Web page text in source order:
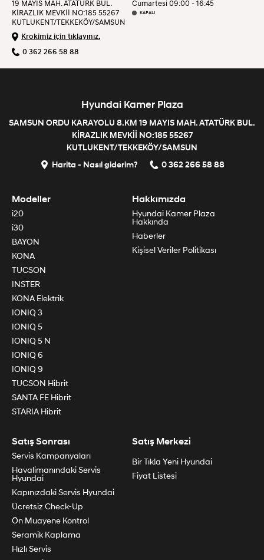
19 MAYIS MAH. ATATÜRK BUL.
KİRAZLIK MEVKİİ NO:185 55267
KUTLUKENT/TEKKEKÖY/SAMSUN
Krokimiz için tıklayınız.
0 362 266 58 88
Cumartesi 09:00 - 16:45
KAPALI
Hyundai Kamer Plaza
SAMSUN ORDU KARAYOLU 8.KM 19 MAYIS MAH. ATATÜRK BUL.
KİRAZLIK MEVKİİ NO:185 55267
KUTLUKENT/TEKKEKÖY/SAMSUN
Harita - Nasıl giderim?
0 362 266 58 88
Modeller
i20
i30
BAYON
KONA
TUCSON
INSTER
KONA Elektrik
IONIQ 3
IONIQ 5
IONIQ 5 N
IONIQ 6
IONIQ 9
TUCSON Hibrit
SANTA FE Hibrit
STARIA Hibrit
Satış Sonrası
Servis Kampanyaları
Havalimanındaki Servis
Hyundai
Kapınızdaki Servis Hyundai
Ücretsiz Check-Up
Ön Muayene Kontrol
Seramik Kaplama
Hızlı Servis
Satış Merkezi
Bir Tık!a Yeni Hyundai
Fiyat Listesi
Hakkımızda
Hyundai Kamer Plaza
Hakkında
Haberler
Kişisel Veriler Politikası